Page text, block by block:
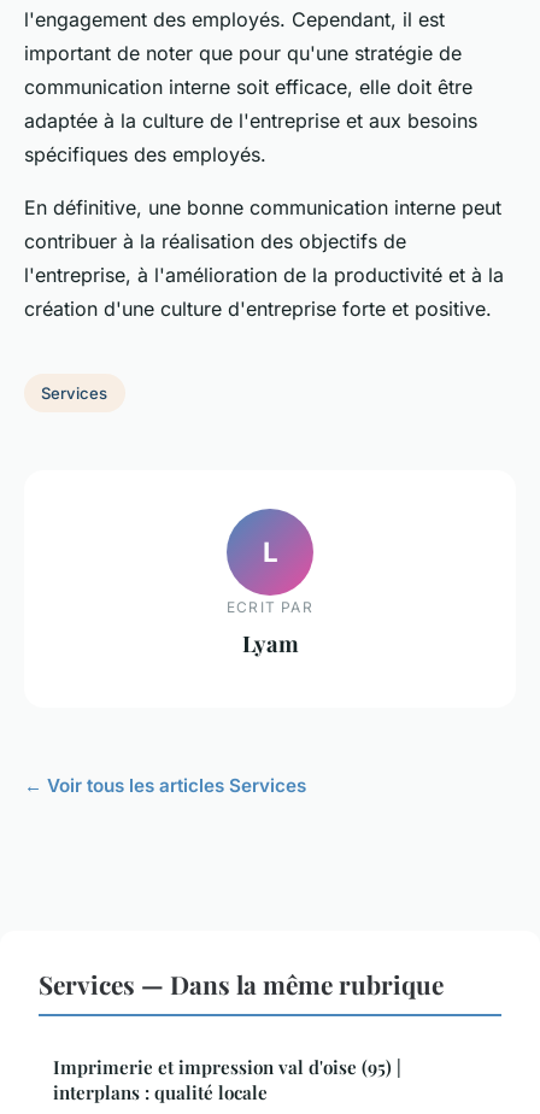
l'engagement des employés. Cependant, il est
important de noter que pour qu'une stratégie de
communication interne soit efficace, elle doit être
adaptée à la culture de l'entreprise et aux besoins
spécifiques des employés.
En définitive, une bonne communication interne peut
contribuer à la réalisation des objectifs de
l'entreprise, à l'amélioration de la productivité et à la
création d'une culture d'entreprise forte et positive.
Services
L
ECRIT PAR
Lyam
← Voir tous les articles Services
Services — Dans la même rubrique
Imprimerie et impression val d'oise (95) |
interplans : qualité locale